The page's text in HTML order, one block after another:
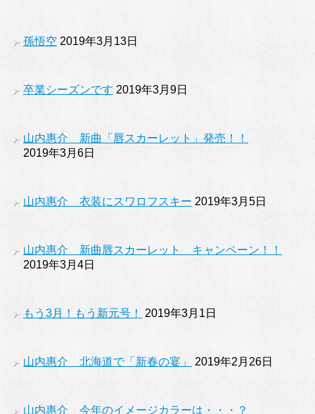
孫悟空 2019年3月13日
卒業シーズンです 2019年3月9日
山内惠介 新曲「唇スカーレット」発売！！
2019年3月6日
山内惠介 衣装にスワロフスキー 2019年3月5日
山内惠介 新曲唇スカーレット キャンペーン！！
2019年3月4日
もう3月！もう新元号！ 2019年3月1日
山内惠介 北海道で「新春の宴」 2019年2月26日
山内惠介 今年のイメージカラーは・・・？